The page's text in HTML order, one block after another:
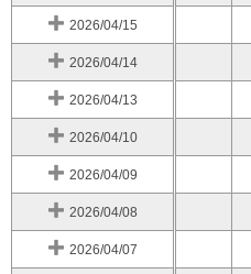
2026/04/15
2026/04/14
2026/04/13
2026/04/10
2026/04/09
2026/04/08
2026/04/07